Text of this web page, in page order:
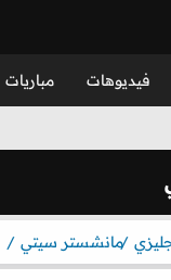
فيديوهات مباريات
مانشستر سيتي